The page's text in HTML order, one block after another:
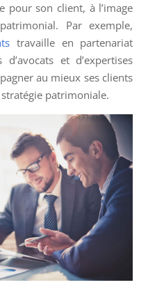
pour son client, à l’image
Par exemple,
travaille en partenariat
et d’expertises
au mieux ses clients
patrimoniale.